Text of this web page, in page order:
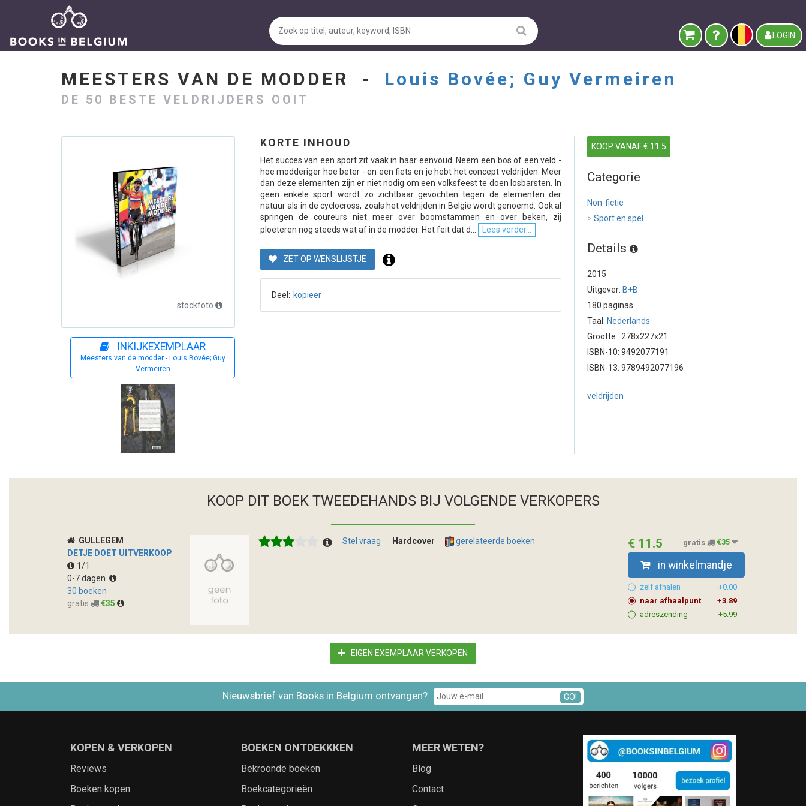
LOGIN
MEESTERS VAN DE MODDER - Louis Bovée; Guy Vermeiren
DE 50 BESTE VELDRIJDERS OOIT
stockfoto
INKIJKEXEMPLAAR
Meesters van de modder - Louis Bovée; Guy
Vermeiren
KORTE INHOUD
Het succes van een sport zit vaak in haar eenvoud. Neem een bos of een veld -
hoe modderiger hoe beter - en een fiets en je hebt het concept veldrijden. Meer
dan deze elementen zijn er niet nodig om een volksfeest te doen losbarsten. In
geen enkele sport wordt zo zichtbaar gevochten tegen de elementen der
natuur als in de cyclocross, zoals het veldrijden in België wordt genoemd. Ook al
springen de coureurs niet meer over boomstammen en over beken, zij
ploeteren nog steeds wat af in de modder. Het feit dat d...
Lees verder...
ZET OP WENSLIJSTJE
Deel: kopieer
KOOP VANAF € 11.5
Categorie
Non-fictie
> Sport en spel
Details
2015
Uitgever: B+B
180 paginas
Taal: Nederlands
Grootte: 278x227x21
ISBN-10: 9492077191
ISBN-13: 9789492077196
veldrijden
KOOP DIT BOEK TWEEDEHANDS BIJ VOLGENDE VERKOPERS
GULLEGEM
DETJE DOET UITVERKOOP
1/1
0-7 dagen
30 boeken
gratis
€35
Stel vraag Hardcover gerelateerde boeken € 11.5 gratis €35
in winkelmandje
zelf afhalen
+0.00
naar afhaalpunt
+3.89
adreszending
+5.99
EIGEN EXEMPLAAR VERKOPEN
Nieuwsbrief van Books in Belgium ontvangen? GO!
KOPEN & VERKOPEN
Reviews
Boeken kopen
BOEKEN ONTDEKKKEN
Bekroonde boeken
Boekcategorieën
MEER WETEN?
Blog
Contact